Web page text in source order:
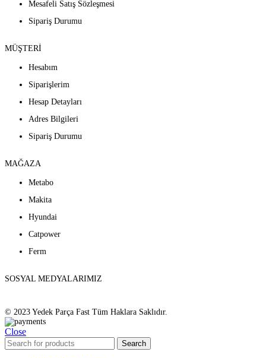
Mesafeli Satış Sözleşmesi
Sipariş Durumu
MÜŞTERİ
Hesabım
Siparişlerim
Hesap Detayları
Adres Bilgileri
Sipariş Durumu
MAĞAZA
Metabo
Makita
Hyundai
Catpower
Ferm
SOSYAL MEDYALARIMIZ
© 2023 Yedek Parça Fast Tüm Haklara Saklıdır.
Close
Search